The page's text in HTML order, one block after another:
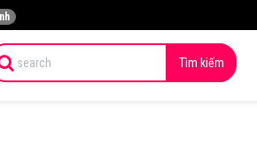
Tìm kiếm